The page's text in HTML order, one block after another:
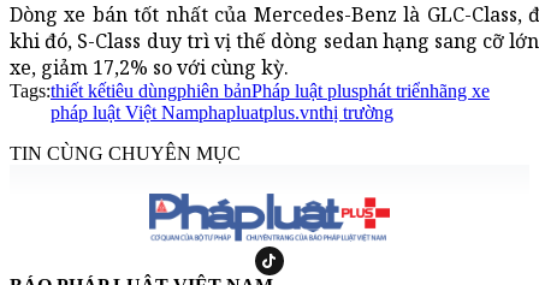
Dòng xe bán tốt nhất của Mercedes-Benz là GLC-
khi đó, S-Class duy trì vị thế dòng sedan hạng sang cỡ
xe, giảm 17,2% so với cùng kỳ.
Tags:thiết kếtiêu dùngphiên bảnPháp luật plusphát triểnhãng xe
pháp luật Việt Namphapluatplus.vnthị trường
TIN CÙNG CHUYÊN MỤC